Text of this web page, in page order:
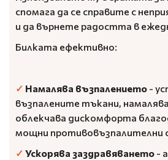
спомага да се справите с
и да върнете радостта в
Билката ефективно:
✓ Намалява възпалението -
възпалените тъкани,
облекчава дискомфорта
мощни противовъзпалителни
✓ Ускорява заздравяването -